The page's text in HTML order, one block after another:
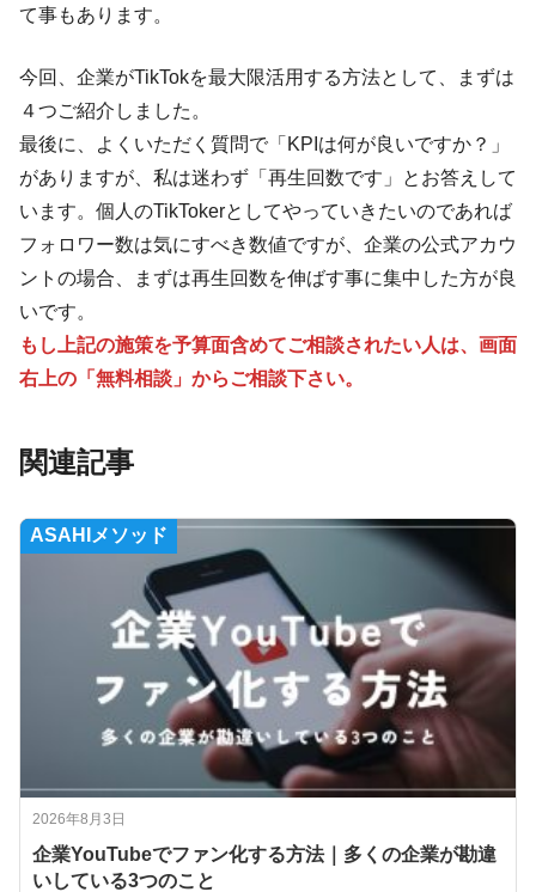
て事もあります。
今回、企業がTikTokを最大限活用する方法として、まずは
４つご紹介しました。
最後に、よくいただく質問で「KPIは何が良いですか？」
がありますが、私は迷わず「再生回数です」とお答えして
います。個人のTikTokerとしてやっていきたいのであれば
フォロワー数は気にすべき数値ですが、企業の公式アカウ
ントの場合、まずは再生回数を伸ばす事に集中した方が良
いです。
もし上記の施策を予算面含めてご相談されたい人は、画面
右上の「無料相談」からご相談下さい。
関連記事
ASAHIメソッド
2026年8月3日
企業YouTubeでファン化する方法｜多くの企業が勘違
いしている3つのこと